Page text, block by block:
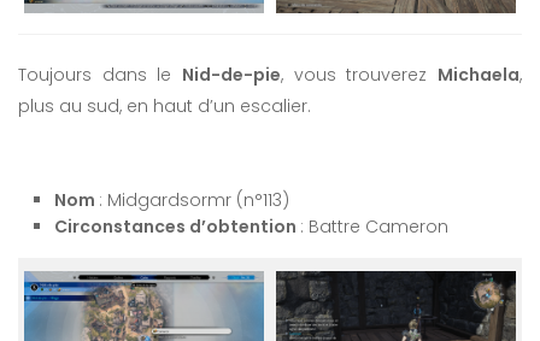
Toujours dans le Nid-de-pie, vous trouverez Michaela,
plus au sud, en haut d’un escalier.
Nom : Midgardsormr (n°113)
Circonstances d’obtention : Battre Cameron